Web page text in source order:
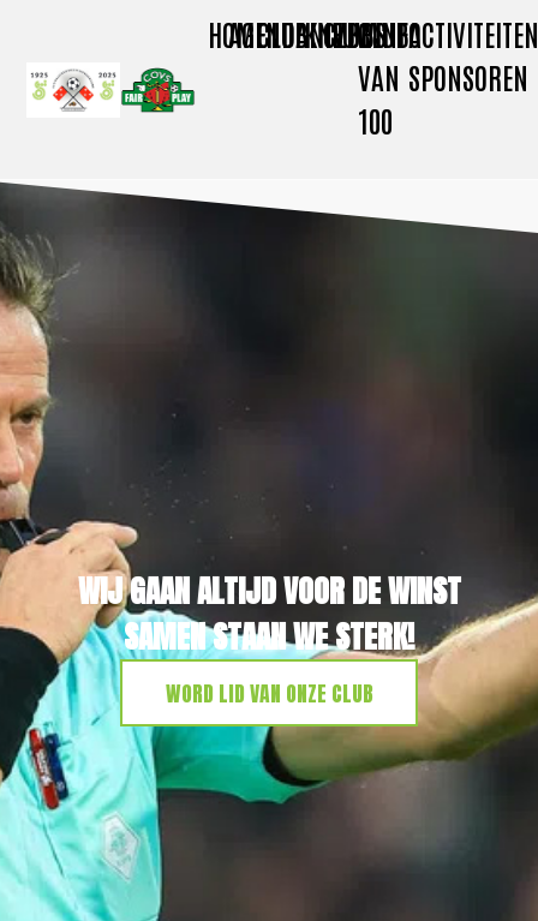
HOME
AGENDA
CLUBNIEUWS
KNVB
CLUBINFO
CLUB
VAN
100
ACTIVITEITEN
SPONSOREN
WIJ GAAN ALTIJD VOOR DE WINST
SAMEN STAAN WE STERK!
WORD LID VAN ONZE CLUB